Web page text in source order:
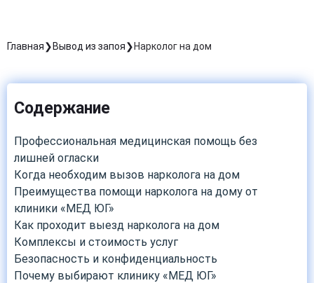
Главная Вывод из запоя Нарколог на дом
Содержание
Профессиональная медицинская помощь без
лишней огласки
Когда необходим вызов нарколога на дом
Преимущества помощи нарколога на дому от
клиники «МЕД ЮГ»
Как проходит выезд нарколога на дом
Комплексы и стоимость услуг
Безопасность и конфиденциальность
Почему выбирают клинику «МЕД ЮГ»